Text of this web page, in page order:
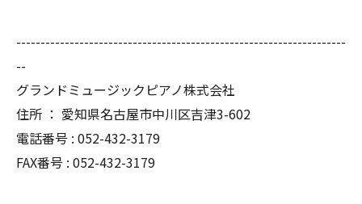
--------------------------------------------------------------------
--
グランドミュージックピアノ株式会社
住所 ： 愛知県名古屋市中川区吉津3-602
電話番号 : 052-432-3179
FAX番号 : 052-432-3179